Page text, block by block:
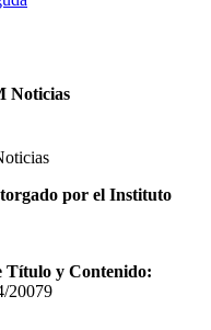
Noticias
por el Instituto
Título y Contenido:
20079